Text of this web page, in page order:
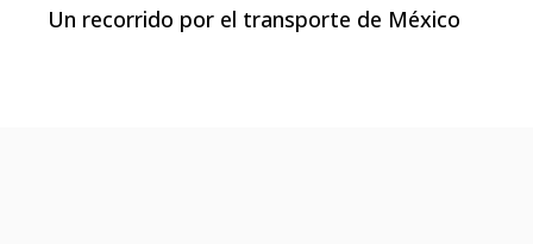
Un recorrido por el transporte de México